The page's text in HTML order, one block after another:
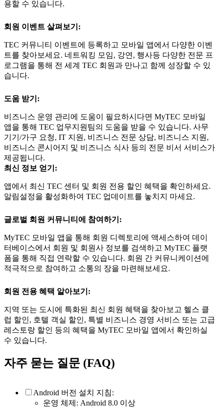
용할 수 있습니다.
회원 이벤트 살펴보기:
TEC 커뮤니티 이벤트에 등록하고 모바일 앱에서 다양한 이벤
트를 찾아보세요. 네트워킹 모임, 강연, 행사등 다양한 전문 프
로그램을 통해 전 세계 TEC 회원과 만나고 함께 성장할 수 있
습니다.
도움 받기:
비즈니스 운영 관리에 도움이 필요하시다면 MyTEC 모바일
앱을 통해 TEC 업무지원팀의 도움을 받을 수 있습니다. 사무
기기/가구 요청, IT 지원, 비즈니스 전문 상담, 비즈니스 지원,
비즈니스 콘시어지 및 비즈니스 식사 등의 전문 비서 서비스가
제공됩니다.
최신 정보 얻기:
앱에서 최신 TEC 센터 및 회원 전용 할인 혜택을 확인하세요.
알림설정을 활성화하여 TEC 업데이트를 놓치지 마세요.
글로벌 회원 커뮤니티에 참여하기:
MyTEC 모바일 앱을 통해 회원 디렉토리에 액세스하여 데이
터베이스에서 회원 및 회원사 정보를 검색하고 MyTEC 플랫
폼을 통해 직접 연락할 수 있습니다. 회원 간 커뮤니케이션에
적극적으로 참여하고 소통의 장을 마련해보세요.
회원 전용 혜택 알아보기:
지역 또는 도시에 특화된 최신 회원 혜택을 찾아보고 헬스 클
럽 할인, 호텔 객실 할인, 특별 비즈니스 경영 서비스 또는 고급
레스토랑 할인 등의 혜택을 MyTEC 모바일 앱에서 확인하실
수 있습니다.
자주 묻는 질문 (FAQ)
Android 버전 설치 지침:
운영 체제: Android 8.0 이상